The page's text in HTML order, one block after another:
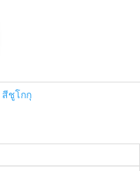
สีชูโกกุ